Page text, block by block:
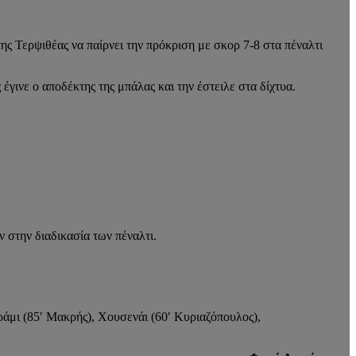
να παίρνει την πρόκριση με σκορ 7-8 στα πέναλτι
ο αποδέκτης της μπάλας και την έστειλε στα δίχτυα.
διαδικασία των πέναλτι.
(85′ Μακρής), Χουσενάι (60′ Κυριαζόπουλος),